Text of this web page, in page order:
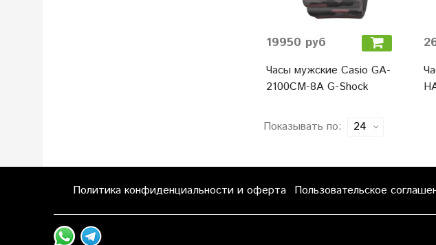
19950 руб
Часы мужские Casio GA-
2100CM-8A G-Shock
Показывать по:
Политика конфиденциальности и оферта Пользовательское